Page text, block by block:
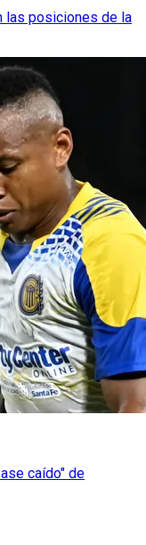
las posiciones de la
caído" de